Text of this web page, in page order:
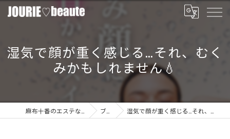
湿気で顔が重く感じる…それ、むく
みかもしれません💧
ブログ 湿気で顔が重く感じる…それ、むくみかもしれません💧